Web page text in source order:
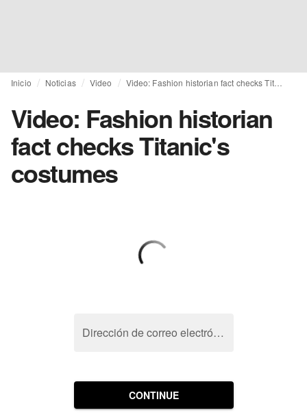
Inicio Noticias Video Video: Fashion historian fact checks Titanic's costumes
Video: Fashion historian
fact checks Titanic's
costumes
Dirección de correo electrónico
CONTINUE